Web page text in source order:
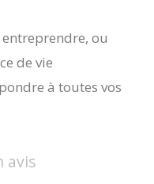
ou
de vie
à toutes vos
avis